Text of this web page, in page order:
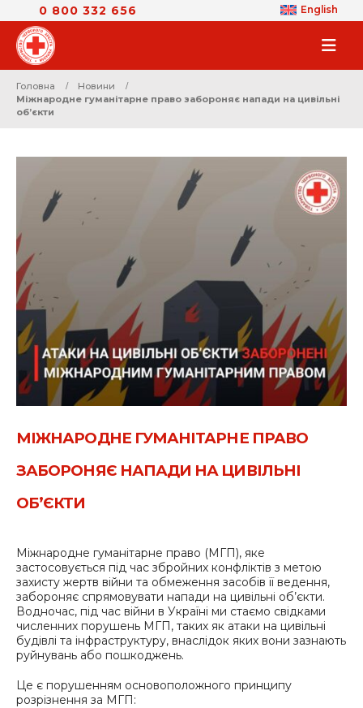
0 800 332 656 English
Головна
Новини
Міжнародне гуманітарне право забороняє напади на цивільні
об’єкти
МІЖНАРОДНЕ ГУМАНІТАРНЕ ПРАВО
ЗАБОРОНЯЄ НАПАДИ НА ЦИВІЛЬНІ
ОБ’ЄКТИ
Міжнародне гуманітарне право (МГП), яке
застосовується під час збройних конфліктів з метою
захисту жертв війни та обмеження засобів її ведення,
забороняє спрямовувати напади на цивільні об’єкти.
Водночас, під час війни в Україні ми стаємо свідками
численних порушень МГП, таких як атаки на цивільні
будівлі та інфраструктуру, внаслідок яких вони зазнають
руйнувань або пошкоджень.
Це є порушенням основоположного принципу
розрізнення за МГП: